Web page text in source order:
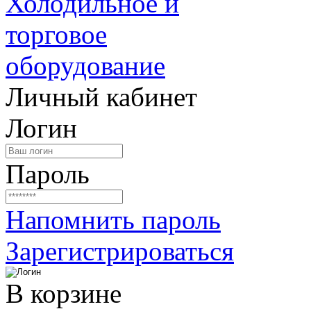
Личный кабинет
Логин
Пароль
Напомнить пароль
Зарегистрироваться
В корзине